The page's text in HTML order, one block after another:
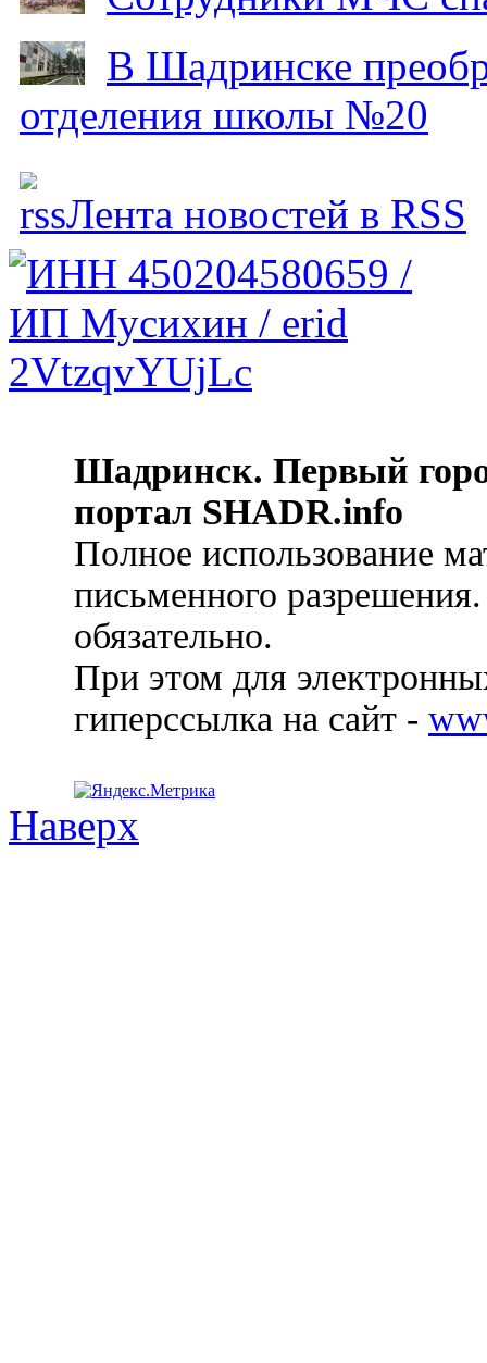
В Шадринске
отделения школы №20
Лента новостей в RSS
Шадринск. Первый
портал SHADR.info
Полное использование
письменного
обязательно.
При этом для
гиперссылка на сайт -
Наверх